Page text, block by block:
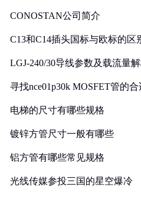
CONOSTAN公司简介
C13和C14插头国标与欧标的区
LGJ-240/30导线参数及载流量
寻找nce01p30k MOSFET管的
电梯的尺寸有哪些规格
镀锌方管尺寸一般有哪些
铝方管有哪些常见规格
光线传媒参投三国的星空爆冷